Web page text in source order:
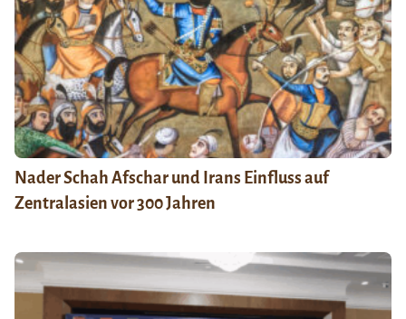
Nader Schah Afschar und Irans Einfluss auf
Zentralasien vor 300 Jahren